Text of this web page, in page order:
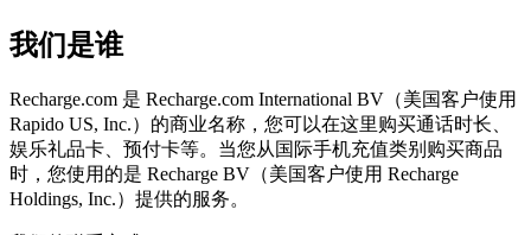
我们是谁
Recharge.com 是 Recharge.com International BV（美国客户使用
Rapido US, Inc.）的商业名称，您可以在这里购买通话时长、
娱乐礼品卡、预付卡等。当您从国际手机充值类别购买商品
时，您使用的是 Recharge BV（美国客户使用 Recharge
Holdings, Inc.）提供的服务。